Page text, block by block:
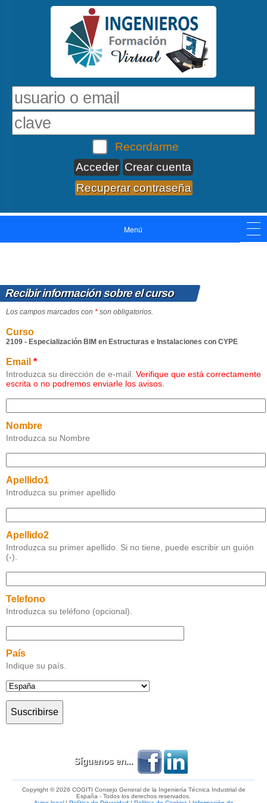
Recordarme
Crear cuenta
Recuperar contraseña
Menú
Recibir información sobre el curso
Los campos marcados con * son obligatorios.
Curso
2109 - Especialización BIM en Estructuras e Instalaciones con CYPE
Email *
Introduzca su dirección de e-mail. Verifique que está correctamente
escrita o no podremos enviarle los avisos.
Nombre
Introduzca su Nombre
Apellido1
Introduzca su primer apellido
Apellido2
Introduzca su primer apellido. Si no tiene, puede escribir un guión
(-).
Telefono
Introduzca su teléfono (opcional).
País
Indique su país.
Síguenos en...
Copyright © 2026 COGITI Consejo General de la Ingeniería Técnica Industrial de
España - Todos los derechos reservados.